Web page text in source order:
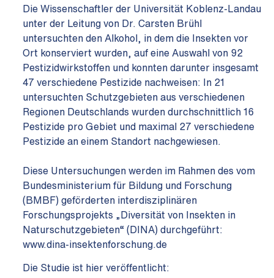
Die Wissenschaftler der Universität Koblenz-Landau
unter der Leitung von Dr. Carsten Brühl
untersuchten den Alkohol, in dem die Insekten vor
Ort konserviert wurden, auf eine Auswahl von 92
Pestizidwirkstoffen und konnten darunter insgesamt
47 verschiedene Pestizide nachweisen: In 21
untersuchten Schutzgebieten aus verschiedenen
Regionen Deutschlands wurden durchschnittlich 16
Pestizide pro Gebiet und maximal 27 verschiedene
Pestizide an einem Standort nachgewiesen.
Diese Untersuchungen werden im Rahmen des vom
Bundesministerium für Bildung und Forschung
(BMBF) geförderten interdisziplinären
Forschungsprojekts „Diversität von Insekten in
Naturschutzgebieten“ (DINA) durchgeführt:
www.dina-insektenforschung.de
Die Studie ist hier veröffentlicht: